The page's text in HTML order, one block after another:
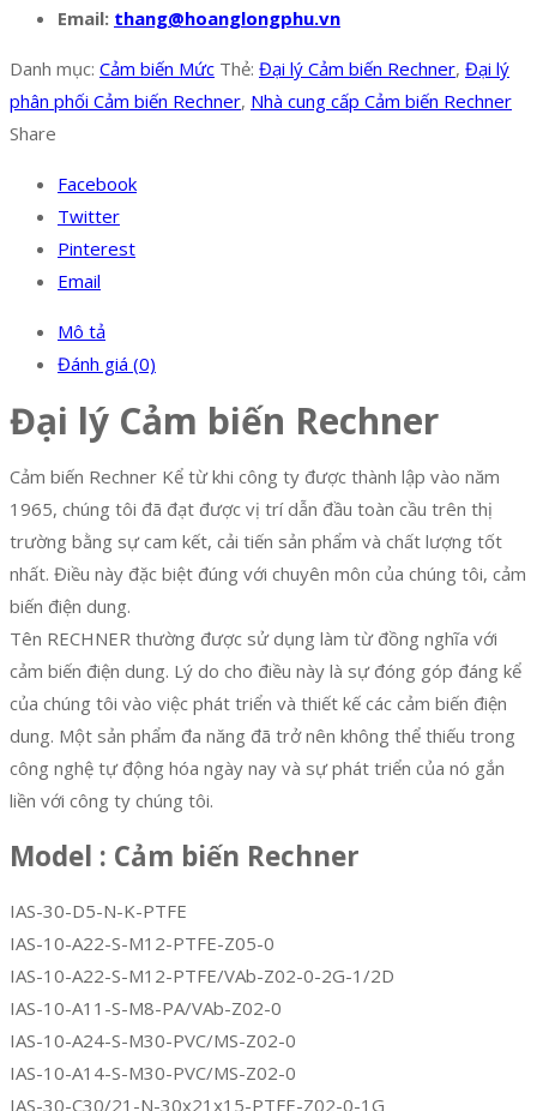
Email: thang@hoanglongphu.vn
Danh mục: Cảm biến Mức Thẻ: Đại lý Cảm biến Rechner, Đại lý
phân phối Cảm biến Rechner, Nhà cung cấp Cảm biến Rechner
Share
Facebook
Twitter
Pinterest
Email
Mô tả
Đánh giá (0)
Đại lý Cảm biến Rechner
Cảm biến Rechner Kể từ khi công ty được thành lập vào năm
1965, chúng tôi đã đạt được vị trí dẫn đầu toàn cầu trên thị
trường bằng sự cam kết, cải tiến sản phẩm và chất lượng tốt
nhất. Điều này đặc biệt đúng với chuyên môn của chúng tôi, cảm
biến điện dung.
Tên RECHNER thường được sử dụng làm từ đồng nghĩa với
cảm biến điện dung. Lý do cho điều này là sự đóng góp đáng kể
của chúng tôi vào việc phát triển và thiết kế các cảm biến điện
dung. Một sản phẩm đa năng đã trở nên không thể thiếu trong
công nghệ tự động hóa ngày nay và sự phát triển của nó gắn
liền với công ty chúng tôi.
Model : Cảm biến Rechner
IAS-30-D5-N-K-PTFE
IAS-10-A22-S-M12-PTFE-Z05-0
IAS-10-A22-S-M12-PTFE/VAb-Z02-0-2G-1/2D
IAS-10-A11-S-M8-PA/VAb-Z02-0
IAS-10-A24-S-M30-PVC/MS-Z02-0
IAS-10-A14-S-M30-PVC/MS-Z02-0
IAS-30-C30/21-N-30x21x15-PTFE-Z02-0-1G